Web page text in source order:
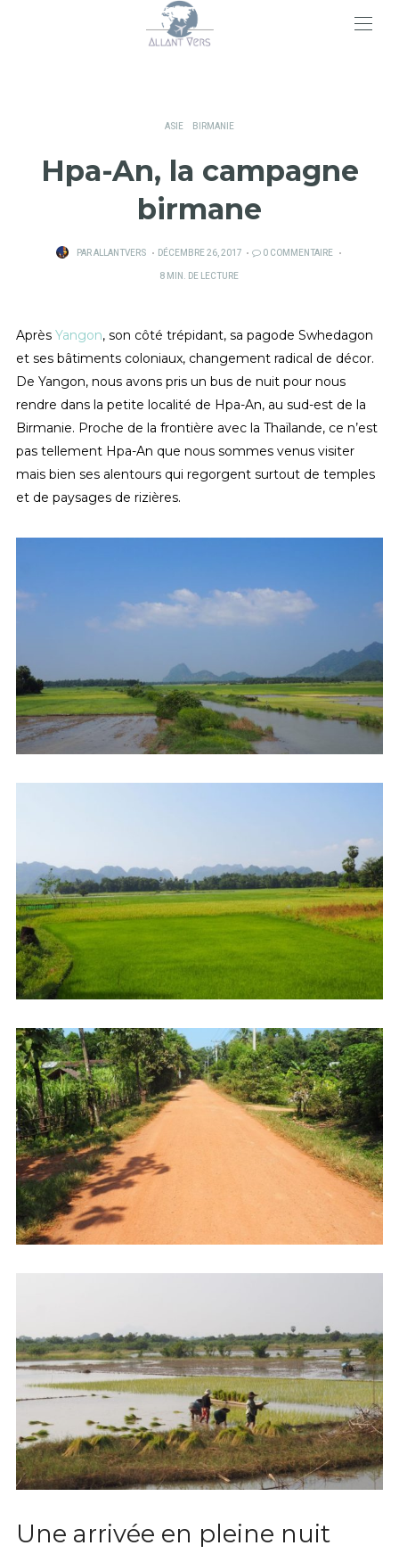
ASIE BIRMANIE
Hpa-An, la campagne
birmane
PARALLANTVERS
PUBLIÉ
SUR
DÉCEMBRE 26, 2017
0 COMMENTAIRE
8 MIN. DE LECTURE
Après Yangon, son côté trépidant, sa pagode Swhedagon
et ses bâtiments coloniaux, changement radical de décor.
De Yangon, nous avons pris un bus de nuit pour nous
rendre dans la petite localité de Hpa-An, au sud-est de la
Birmanie. Proche de la frontière avec la Thaïlande, ce n’est
pas tellement Hpa-An que nous sommes venus visiter
mais bien ses alentours qui regorgent surtout de temples
et de paysages de rizières.
Une arrivée en pleine nuit